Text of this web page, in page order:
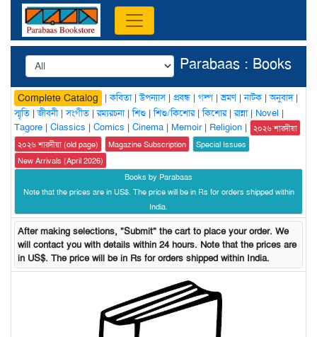
Parabaas : Books
Complete Catalog |কবিতা|উপন্যাস| প্রবন্ধ | গল্প |ভ্রমণ|নাটক |অনুবাদ|
স্মৃতি |জীবনী|সংগীত |রম্যরচনা|শিশু |শিশু/কিশোর|কিশোর|রান্না| Novel |
Tagore | Classics | Comics | Cinema | Memoir| Religion |
২০২৬ শারদীয়া
২০২৬ শারদীয়া (old page)
Magazine Subscription
Special Issues
New Arrivals (April 2026)
Books by Parabaas
Note that the prices are in US$. The price will be in Rs for orders shipped within
India.
After making selections, "Submit" the cart to place your order. We
will contact you with details within 24 hours. Note that the prices are
in US$. The price will be in Rs for orders shipped within India.